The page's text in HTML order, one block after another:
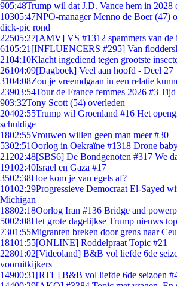
905:48Trump wil dat J.D. Vance hem in 2028
10305:47NPO-manager Menno de Boer (47)
dick-pic rond
22505:27[AMV] VS #1312 spammers van de
6105:21 [INFLUENCERS #295] Van
2104:10Klacht ingediend tegen grootste
26104:09[Dagboek] Veel aan hoofd - Deel 27
3104:08Zou je vreemdgaan in een relatie
23903:54Tour de France femmes 2026 #3
903:32Tony Scott (54) overleden
20402:55Trump wil Groenland #16 Het
schuldige
1802:55Vrouwen willen geen man meer #30
5302:51Oorlog in Oekraïne #1318 Drone
21202:48[SBS6] De Bondgenoten #317 We
19102:40Israel en Gaza #17
3502:38Hoe kom je van egels af?
10102:29Progressieve Democraat El-Sayed
Michigan
18802:18Oorlog Iran #136 Bridge and
5002:08Het grote dagelijkse Trump nieuws
7301:55Migranten breken door grens naar
18101:55[ONLINE] Roddelpraat Topic #21
22801:02[Videoland] B&B vol liefde 6de
vooruitkijkers
14900:31 [RTL] B&B vol liefde 6de seizoen